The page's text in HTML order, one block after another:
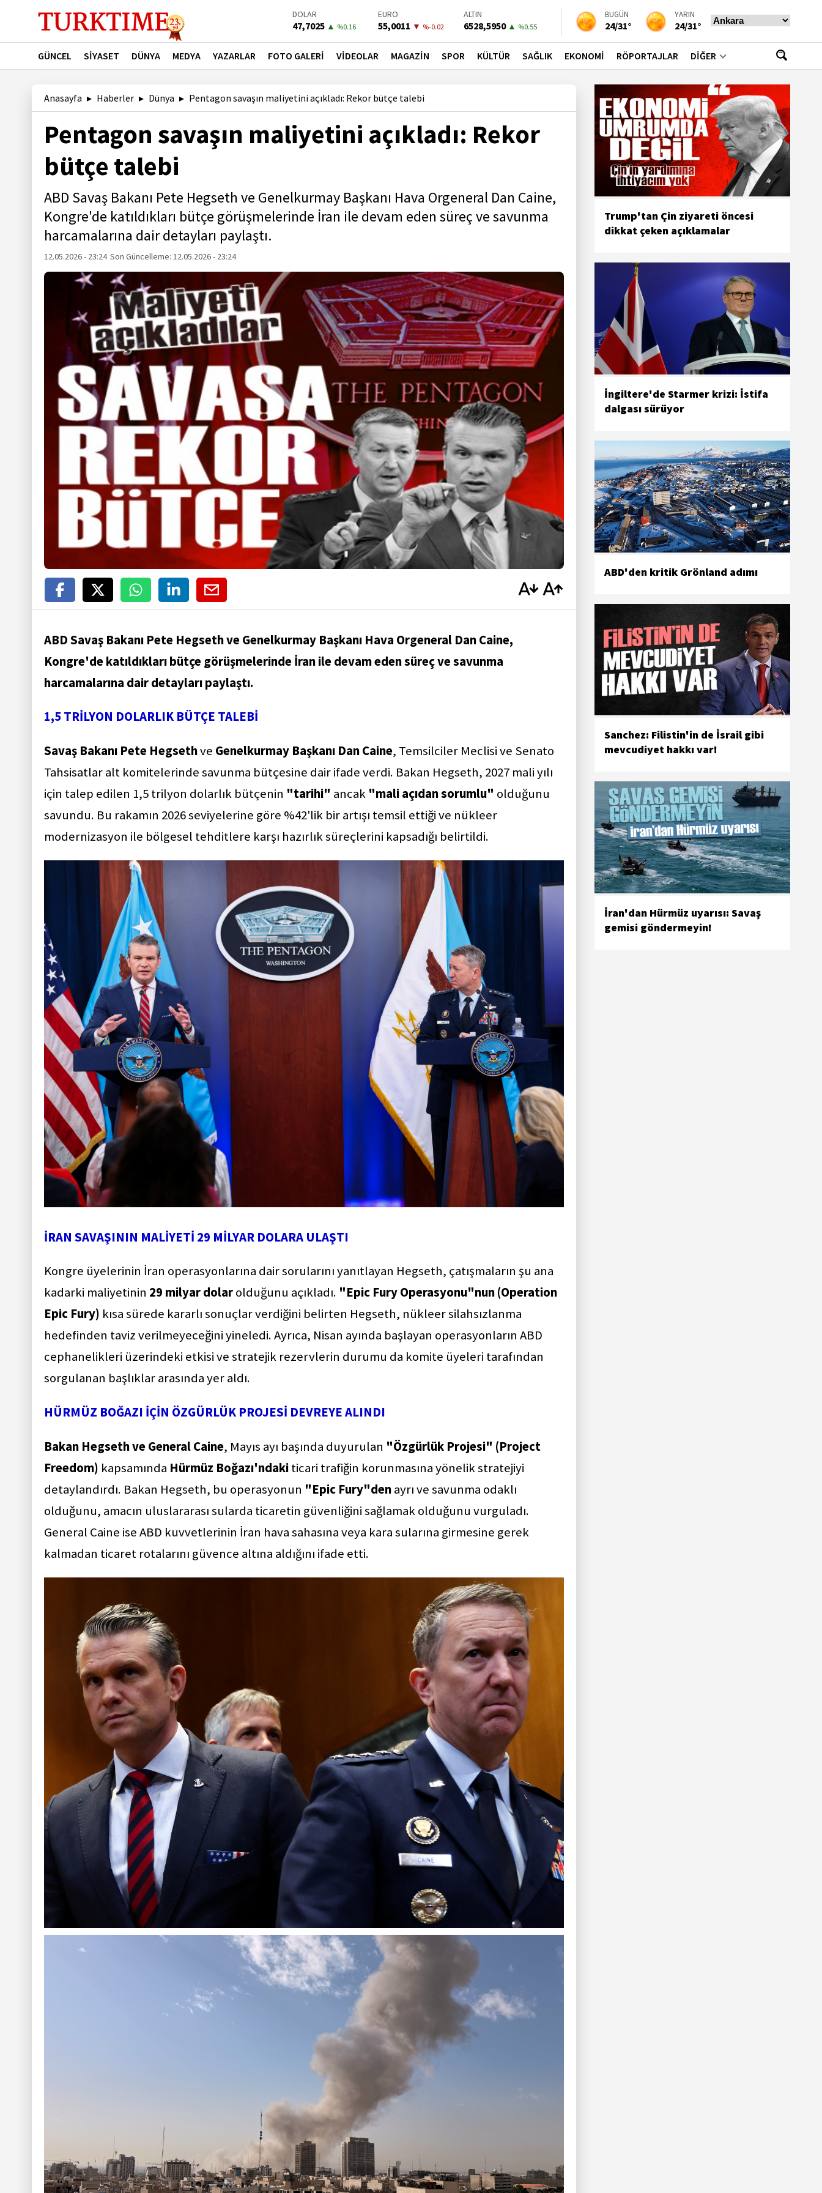
BIST-100
13798,82▼ %0
PETROL
82,5100 ▼ %-0.33
BONO
41,5300▼ %-0.02
BUGÜN
24/31°
YARIN
24/31°
GÜNCEL SİYASET DÜNYA MEDYA YAZARLAR FOTO GALERİ VİDEOLAR MAGAZİN SPOR KÜLTÜR SAĞLIK EKONOMİ RÖPORTAJLAR DİĞER
Anasayfa Haberler Dünya Pentagon savaşın maliyetini açıkladı: Rekor bütçe talebi
Pentagon savaşın maliyetini açıkladı: Rekor
bütçe talebi
ABD Savaş Bakanı Pete Hegseth ve Genelkurmay Başkanı Hava Orgeneral Dan Caine,
Kongre'de katıldıkları bütçe görüşmelerinde İran ile devam eden süreç ve savunma
harcamalarına dair detayları paylaştı.
12.05.2026 - 23:24 Son Güncelleme:12.05.2026 - 23:24
ABD Savaş Bakanı Pete Hegseth ve Genelkurmay Başkanı Hava Orgeneral Dan Caine,
Kongre'de katıldıkları bütçe görüşmelerinde İran ile devam eden süreç ve savunma
harcamalarına dair detayları paylaştı.
1,5 TRİLYON DOLARLIK BÜTÇE TALEBİ
Savaş Bakanı Pete Hegsethve Genelkurmay Başkanı Dan Caine, Temsilciler Meclisi ve Senato
Tahsisatlar alt komitelerinde savunma bütçesine dair ifade verdi. Bakan Hegseth, 2027 mali yılı
için talep edilen 1,5 trilyon dolarlık bütçenin "tarihi" ancak "mali açıdan sorumlu" olduğunu
savundu. Bu rakamın 2026 seviyelerine göre %42'lik bir artışı temsil ettiği ve nükleer
modernizasyon ile bölgesel tehditlere karşı hazırlık süreçlerini kapsadığı belirtildi.
İRAN SAVAŞININ MALİYETİ 29 MİLYAR DOLARA ULAŞTI
Kongre üyelerinin İran operasyonlarına dair sorularını yanıtlayan Hegseth, çatışmaların şu ana
kadarki maliyetinin 29 milyar dolarolduğunu açıkladı. "Epic Fury Operasyonu"nun (Operation
Epic Fury) kısa sürede kararlı sonuçlar verdiğini belirten Hegseth, nükleer silahsızlanma
hedefinden taviz verilmeyeceğini yineledi. Ayrıca, Nisan ayında başlayan operasyonların ABD
cephanelikleri üzerindeki etkisi ve stratejik rezervlerin durumu da komite üyeleri tarafından
sorgulanan başlıklar arasında yer aldı.
HÜRMÜZ BOĞAZI İÇİN ÖZGÜRLÜK PROJESİ DEVREYE ALINDI
Bakan Hegseth ve General Caine, Mayıs ayı başında duyurulan "Özgürlük Projesi" (Project
Freedom) kapsamında Hürmüz Boğazı'ndakiticari trafiğin korunmasına yönelik stratejiyi
detaylandırdı. Bakan Hegseth, bu operasyonun "Epic Fury"denayrı ve savunma odaklı
olduğunu, amacın uluslararası sularda ticaretin güvenliğini sağlamak olduğunu vurguladı.
General Caine ise ABD kuvvetlerinin İran hava sahasına veya kara sularına girmesine gerek
kalmadan ticaret rotalarını güvence altına aldığını ifade etti.
Trump'tan Çin ziyareti öncesi
dikkat çeken açıklamalar
İngiltere'de Starmer krizi: İstifa
dalgası sürüyor
ABD'den kritik Grönland adımı
Sanchez: Filistin'in de İsrail gibi
mevcudiyet hakkı var!
İran'dan Hürmüz uyarısı: Savaş
gemisi göndermeyin!